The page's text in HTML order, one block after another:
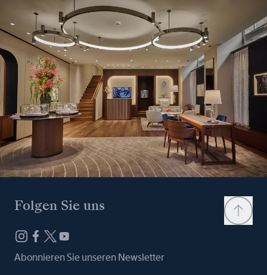
Folgen Sie uns
Abonnieren Sie unseren Newsletter